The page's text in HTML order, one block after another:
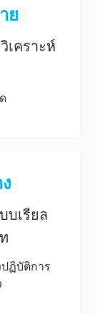
ย
เคราะห์
บเรียล
ฏิบัติการ